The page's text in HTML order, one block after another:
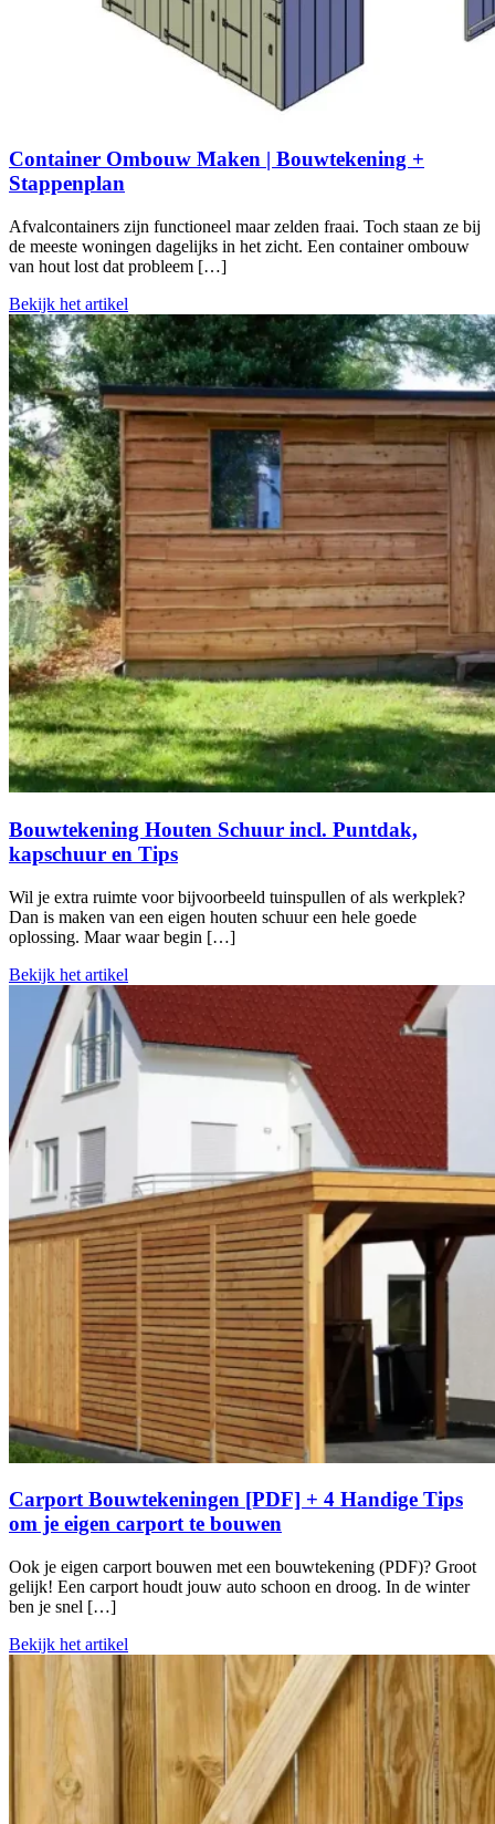
Container Ombouw Maken | Bouwtekening +
Stappenplan
Afvalcontainers zijn functioneel maar zelden fraai. Toch staan ze bij
de meeste woningen dagelijks in het zicht. Een container ombouw
van hout lost dat probleem […]
Bekijk het artikel
Bouwtekening Houten Schuur incl. Puntdak,
kapschuur en Tips
Wil je extra ruimte voor bijvoorbeeld tuinspullen of als werkplek?
Dan is maken van een eigen houten schuur een hele goede
oplossing. Maar waar begin […]
Bekijk het artikel
Carport Bouwtekeningen [PDF] + 4 Handige Tips
om je eigen carport te bouwen
Ook je eigen carport bouwen met een bouwtekening (PDF)? Groot
gelijk! Een carport houdt jouw auto schoon en droog. In de winter
ben je snel […]
Bekijk het artikel